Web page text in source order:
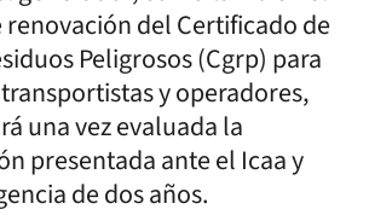
del Certificado de
Peligrosos (Cgrp) para
y operadores,
una vez evaluada la
presentada ante el Icaa y
de dos años.